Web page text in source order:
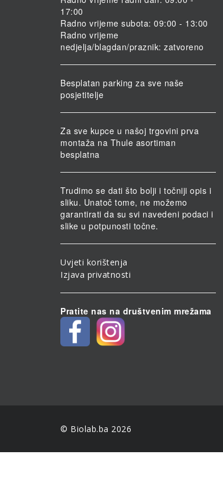
17:00
Radno vrijeme subota: 09:00 - 13:00
Radno vrijeme
nedjelja/blagdan/praznik: zatvoreno
Besplatan parking za sve naše
posjetitelje
Za sve kupce u našoj trgovini prva
montaža na Thule asortiman
besplatna
Trudimo se dati što bolji i točniji opis i
sliku. Unatoč tome, ne možemo
garantirati da su svi navedeni podaci i
slike u potpunosti točne.
Uvjeti korištenja
Izjava privatnosti
Pratite nas na društvenim mrežama
© Biolab.ba 2026